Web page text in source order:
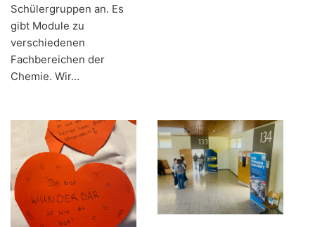
Schülergruppen an. Es
gibt Module zu
verschiedenen
Fachbereichen der
Chemie. Wir…